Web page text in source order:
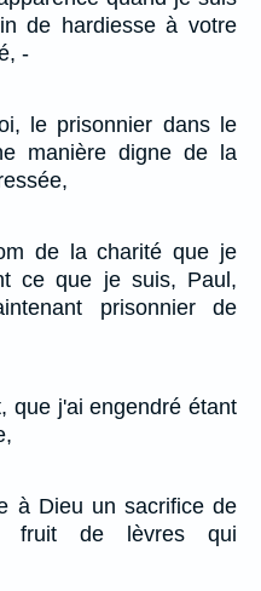
de hardiesse à votre
-
le prisonnier dans le
manière digne de la
de la charité que je
ce que je suis, Paul,
prisonnier de
que j'ai engendré étant
à Dieu un sacrifice de
fruit de lèvres qui